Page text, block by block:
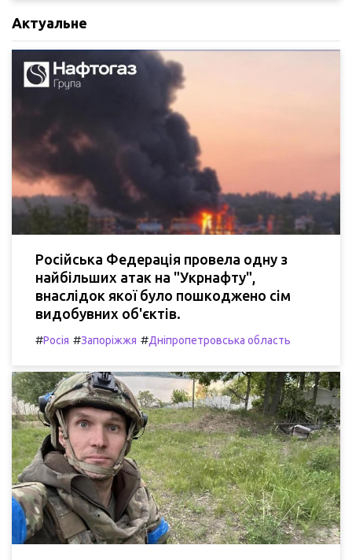
Актуальне
Російська Федерація провела одну з
найбільших атак на "Укрнафту",
внаслідок якої було пошкоджено сім
видобувних об'єктів.
#Росія #Запоріжжя #Дніпропетровська область